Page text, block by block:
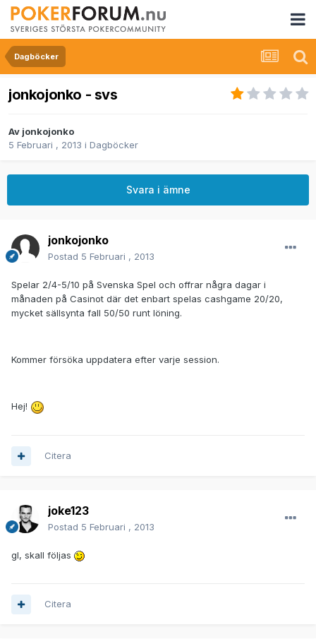
Dagböcker
jonkojonko - svs
Av jonkojonko
5 Februari , 2013 i Dagböcker
Svara i ämne
jonkojonko
Postad 5 Februari , 2013
Spelar 2/4-5/10 på Svenska Spel och offrar några dagar i
månaden på Casinot där det enbart spelas cashgame 20/20,
mycket sällsynta fall 50/50 runt löning.
Kommer försöka uppdatera efter varje session.
Hej!
Citera
joke123
Postad 5 Februari , 2013
gl, skall följas
Citera